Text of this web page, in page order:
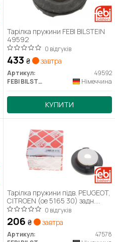
Тарілка пружини FEBI BILSTEIN
49592
0 відгуків
433 ₴ завтра
Артикул:
49592
FEBI BILSTEIN
Німеччина
КУПИТИ
Тарілка пружини підв. PEUGEOT,
CITROEN (ое 5165 30) задн.
зверху (вир-во FEBI)
0 відгуків
206 ₴ завтра
Артикул:
47578